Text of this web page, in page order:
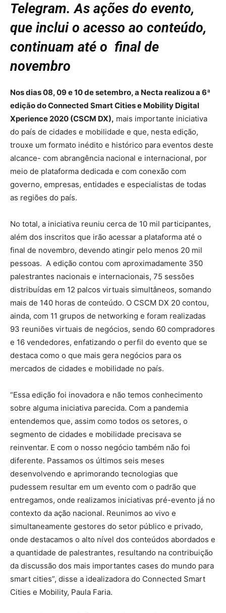
Telegram. As ações do evento,
que inclui o acesso ao conteúdo,
continuam até o final de
novembro
Nos dias 08, 09 e 10 de setembro, a Necta realizou a 6ª
edição do Connected Smart Cities e Mobility Digital
Xperience 2020 (CSCM DX), mais importante iniciativa
do país de cidades e mobilidade e que, nesta edição,
trouxe um formato inédito e histórico para eventos deste
alcance- com abrangência nacional e internacional, por
meio de plataforma dedicada e com conexão com
governo, empresas, entidades e especialistas de todas
as regiões do país.
No total, a iniciativa reuniu cerca de 10 mil participantes,
além dos inscritos que irão acessar a plataforma até o
final de novembro, devendo atingir pelo menos 20 mil
pessoas. A edição contou com aproximadamente 350
palestrantes nacionais e internacionais, 75 sessões
distribuídas em 12 palcos virtuais simultâneos, somando
mais de 140 horas de conteúdo. O CSCM DX 20 contou,
ainda, com 11 grupos de networking e foram realizadas
93 reuniões virtuais de negócios, sendo 60 compradores
e 16 vendedores, enfatizando o perfil do evento que se
destaca como o que mais gera negócios para os
mercados de cidades e mobilidade no país.
“Essa edição foi inovadora e não temos conhecimento
sobre alguma iniciativa parecida. Com a pandemia
entendemos que, assim como todos os setores, o
segmento de cidades e mobilidade precisava se
reinventar. E com o nosso negócio também não foi
diferente. Passamos os últimos seis meses
desenvolvendo e aprimorando tecnologias que
pudessem resultar em um evento com o padrão que
entregamos, onde realizamos iniciativas pré-evento já no
contexto da ação nacional. Reunimos ao vivo e
simultaneamente gestores do setor público e privado,
onde destacamos o alto nível dos conteúdos abordados e
a quantidade de palestrantes, resultando na contribuição
da discussão dos mais importantes cases do mundo para
smart cities”, disse a idealizadora do Connected Smart
Cities e Mobility, Paula Faria.